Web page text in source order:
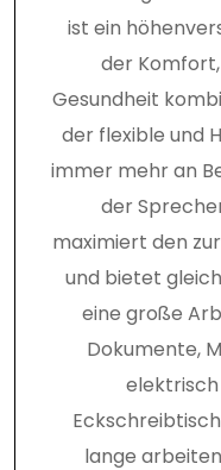
ist ein
der
Gesundheit
der flexible und
immer mehr an
der
maximiert den
und bietet
eine große
Dokumente,
lange